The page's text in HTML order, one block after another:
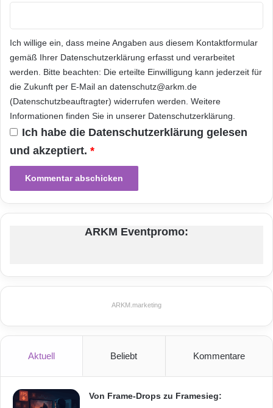
der Belegungsgrad der Parkhäuser sowie die
Livezeiten der angebundenen öffentlichen
Verkehrsmittel in unsere App integriert und
dem Nutzer angezeigt werden. „Damit wird
Park-and-Ride dann noch einfacher als je
zuvor“, da ist sich der VIATAG-
Produktmanager sicher.
Die motionID technologies AG ist der
Spezialist für innovative Zugangs- und
VIATAG wurde eine neue Generation von
RFID-basierten Zugangs- und Bezahllösungen
Mobilitätsdienste im urbanen Umfeld
Fahrzeuges mit der
Infrastruktur vorantreibt.
Ich willige ein, dass meine Angaben aus diesem Kontaktformular
gemäß Ihrer Datenschutzerklärung erfasst und verarbeitet
werden. Bitte beachten: Die erteilte Einwilligung kann jederzeit für
die Zukunft per E-Mail an datenschutz@arkm.de
(Datenschutzbeauftragter) widerrufen werden. Weitere
Informationen finden Sie in unserer Datenschutzerklärung.
Ich habe die Datenschutzerklärung gelesen
und akzeptiert. *
ARKM Eventpromo:
ARKM.marketing
Aktuell Beliebt Kommentare
Von Frame-Drops zu Framesieg: